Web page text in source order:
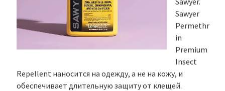
Sawyer
Permethr
in
Premium
Insect
Repellent наносится на одежду, а не на кожу, и
обеспечивает длительную защиту от клещей.